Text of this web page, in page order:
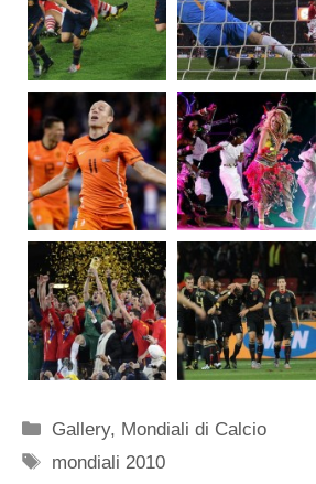
Categorie
Gallery, Mondiali di Calcio
Tag
mondiali 2010